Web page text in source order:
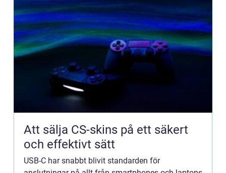
Att sälja CS-skins på ett säkert
och effektivt sätt
USB-C har snabbt blivit standarden för